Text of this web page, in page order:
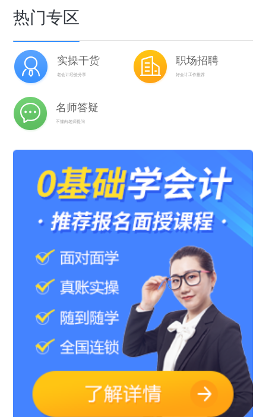
热门专区
实操干货
老会计经验分享
职场招聘
好会计工作推荐
名师答疑
不懂向老师提问